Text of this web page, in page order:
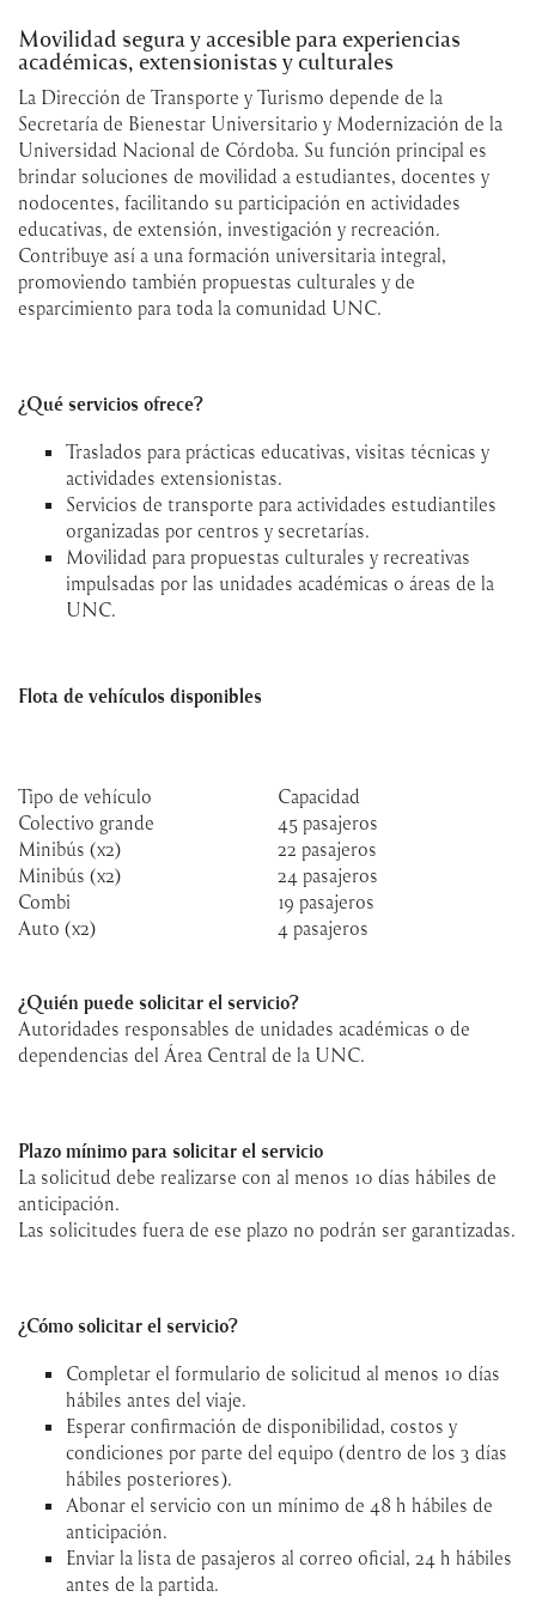
Movilidad segura y accesible para experiencias
académicas, extensionistas y culturales
La Dirección de Transporte y Turismo depende de la
Secretaría de Bienestar Universitario y Modernización de la
Universidad Nacional de Córdoba. Su función principal es
brindar soluciones de movilidad a estudiantes, docentes y
nodocentes, facilitando su participación en actividades
educativas, de extensión, investigación y recreación.
Contribuye así a una formación universitaria integral,
promoviendo también propuestas culturales y de
esparcimiento para toda la comunidad UNC.
¿Qué servicios ofrece?
Traslados para prácticas educativas, visitas técnicas y
actividades extensionistas.
Servicios de transporte para actividades estudiantiles
organizadas por centros y secretarías.
Movilidad para propuestas culturales y recreativas
impulsadas por las unidades académicas o áreas de la
UNC.
Flota de vehículos disponibles
Tipo de vehículo
Capacidad
Colectivo grande
45 pasajeros
Minibús (x2)
22 pasajeros
Minibús (x2)
24 pasajeros
Combi
19 pasajeros
Auto (x2)
4 pasajeros
¿Quién puede solicitar el servicio?
Autoridades responsables de unidades académicas o de
dependencias del Área Central de la UNC.
Plazo mínimo para solicitar el servicio
La solicitud debe realizarse con al menos 10 días hábiles de
anticipación.
Las solicitudes fuera de ese plazo no podrán ser garantizadas.
¿Cómo solicitar el servicio?
Completar el formulario de solicitud al menos 10 días
hábiles antes del viaje.
Esperar confirmación de disponibilidad, costos y
condiciones por parte del equipo (dentro de los 3 días
hábiles posteriores).
Abonar el servicio con un mínimo de 48 h hábiles de
anticipación.
Enviar la lista de pasajeros al correo oficial, 24 h hábiles
antes de la partida.